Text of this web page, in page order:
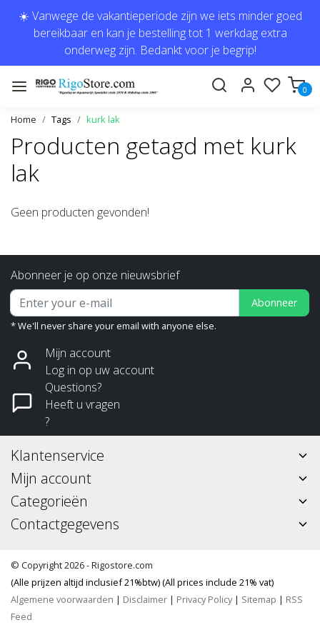
☀️ Vanwege de vakantieperiode zijn we iets minder goed
bereikbaar en kan je bestelling tot 1 werkdag extra
onderweg zijn. Bedankt voor je begrip!
0
Home Tags kurk lak
Producten getagd met kurk
lak
Geen producten gevonden!
Abonneer je op onze nieuwsbrief
Abonneer
* We'll never share your email with anyone else.
Mijn account
Log in op uw account
Questions?
Heeft u vragen
?
Klantenservice
Mijn account
Categorieën
Contactgegevens
© Copyright 2026 - Rigostore.com
(Alle prijzen altijd inclusief 21%btw) (All prices include 21% vat)
Algemene voorwaarden | Disclaimer | Privacy Policy| Sitemap | RSS
Feed